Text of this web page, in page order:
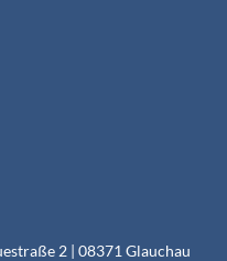
2 | 08371 Glauchau